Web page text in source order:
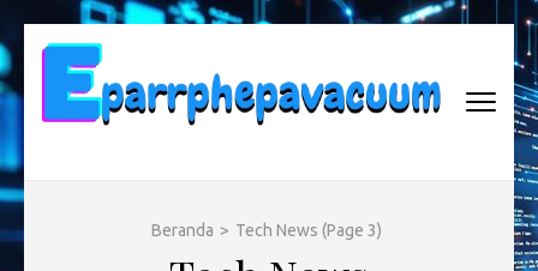
konten
(Tekan
Beranda > Tech News (Page 3)